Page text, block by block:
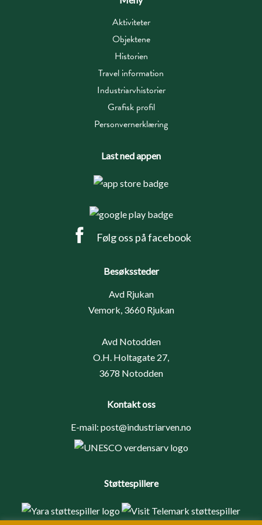
Aktiviteter
Objektene
Historien
Travel information
Industriarvhistorier
Grafisk profil
Personvernerklæring
Last ned appen
Følg oss på facebook
Besøkssteder
Avd Rjukan
Vemork, 3660 Rjukan
Avd Notodden
O.H. Holtagate 27,
3678 Notodden
Kontakt oss
E-mail: post@industriarven.no
Støttespillere